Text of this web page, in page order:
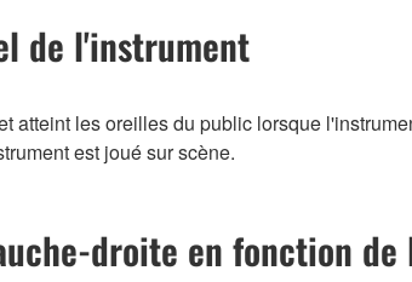
de l'instrument
atteint les oreilles du public lorsque
est joué sur scène.
droite en fonction